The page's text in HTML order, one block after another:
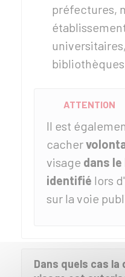
préfectures,
ATTENTION
Il est
cacher
visage dans
identifié lors
sur la voie
Dans quels cas